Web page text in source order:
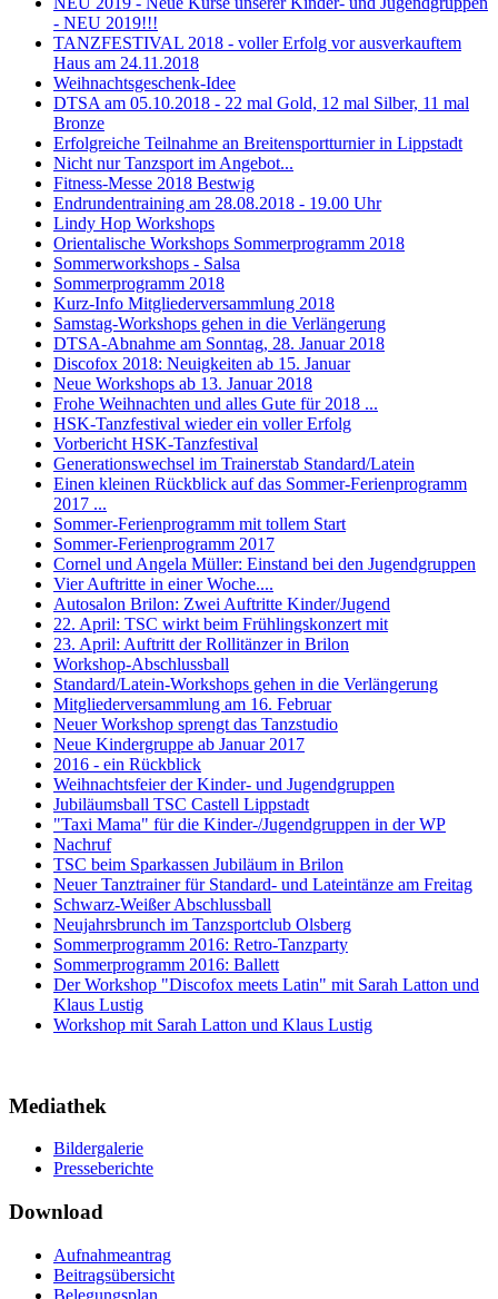
- NEU 2019!!!
TANZFESTIVAL 2018 - voller Erfolg vor ausverkauftem
Haus am 24.11.2018
Weihnachtsgeschenk-Idee
DTSA am 05.10.2018 - 22 mal Gold, 12 mal Silber, 11 mal
Bronze
Erfolgreiche Teilnahme an Breitensportturnier in Lippstadt
Nicht nur Tanzsport im Angebot...
Fitness-Messe 2018 Bestwig
Endrundentraining am 28.08.2018 - 19.00 Uhr
Lindy Hop Workshops
Orientalische Workshops Sommerprogramm 2018
Sommerworkshops - Salsa
Sommerprogramm 2018
Kurz-Info Mitgliederversammlung 2018
Samstag-Workshops gehen in die Verlängerung
DTSA-Abnahme am Sonntag, 28. Januar 2018
Discofox 2018: Neuigkeiten ab 15. Januar
Neue Workshops ab 13. Januar 2018
Frohe Weihnachten und alles Gute für 2018 ...
HSK-Tanzfestival wieder ein voller Erfolg
Vorbericht HSK-Tanzfestival
Generationswechsel im Trainerstab Standard/Latein
Einen kleinen Rückblick auf das Sommer-Ferienprogramm
2017 ...
Sommer-Ferienprogramm mit tollem Start
Sommer-Ferienprogramm 2017
Cornel und Angela Müller: Einstand bei den Jugendgruppen
Vier Auftritte in einer Woche....
Autosalon Brilon: Zwei Auftritte Kinder/Jugend
22. April: TSC wirkt beim Frühlingskonzert mit
23. April: Auftritt der Rollitänzer in Brilon
Workshop-Abschlussball
Standard/Latein-Workshops gehen in die Verlängerung
Mitgliederversammlung am 16. Februar
Neuer Workshop sprengt das Tanzstudio
Neue Kindergruppe ab Januar 2017
2016 - ein Rückblick
Weihnachtsfeier der Kinder- und Jugendgruppen
Jubiläumsball TSC Castell Lippstadt
"Taxi Mama" für die Kinder-/Jugendgruppen in der WP
Nachruf
TSC beim Sparkassen Jubiläum in Brilon
Neuer Tanztrainer für Standard- und Lateintänze am Freitag
Schwarz-Weißer Abschlussball
Neujahrsbrunch im Tanzsportclub Olsberg
Sommerprogramm 2016: Retro-Tanzparty
Sommerprogramm 2016: Ballett
Der Workshop "Discofox meets Latin" mit Sarah Latton und
Klaus Lustig
Workshop mit Sarah Latton und Klaus Lustig
Mediathek
Bildergalerie
Presseberichte
Download
Aufnahmeantrag
Beitragsübersicht
Belegungsplan